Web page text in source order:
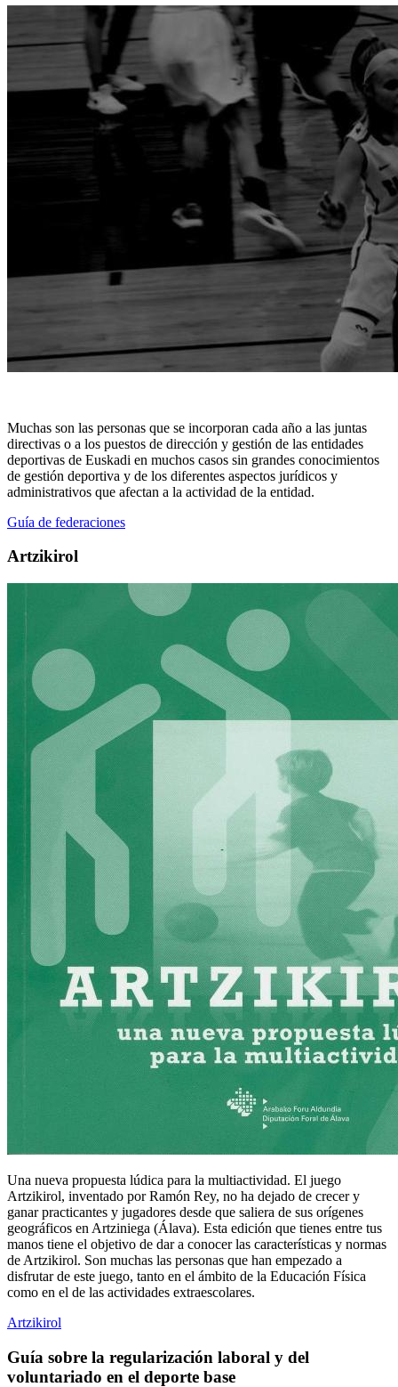
Muchas son las personas que se incorporan cada año a las juntas
directivas o a los puestos de dirección y gestión de las entidades
deportivas de Euskadi en muchos casos sin grandes conocimientos
de gestión deportiva y de los diferentes aspectos jurídicos y
administrativos que afectan a la actividad de la entidad.
Guía de federaciones
Artzikirol
Una nueva propuesta lúdica para la multiactividad. El juego
Artzikirol, inventado por Ramón Rey, no ha dejado de crecer y
ganar practicantes y jugadores desde que saliera de sus orígenes
geográficos en Artziniega (Álava). Esta edición que tienes entre tus
manos tiene el objetivo de dar a conocer las características y normas
de Artzikirol. Son muchas las personas que han empezado a
disfrutar de este juego, tanto en el ámbito de la Educación Física
como en el de las actividades extraescolares.
Artzikirol
Guía sobre la regularización laboral y del
voluntariado en el deporte base